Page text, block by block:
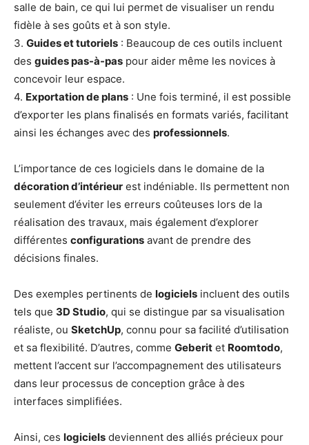
salle de bain, ce qui lui permet de visualiser un rendu
fidèle à ses goûts et à son style.
3. Guides et tutoriels : Beaucoup de ces outils incluent
des guides pas-à-pas pour aider même les novices à
concevoir leur espace.
4. Exportation de plans : Une fois terminé, il est possible
d’exporter les plans finalisés en formats variés, facilitant
ainsi les échanges avec des professionnels.
L’importance de ces logiciels dans le domaine de la
décoration d’intérieur est indéniable. Ils permettent non
seulement d’éviter les erreurs coûteuses lors de la
réalisation des travaux, mais également d’explorer
différentes configurations avant de prendre des
décisions finales.
Des exemples pertinents de logiciels incluent des outils
tels que 3D Studio, qui se distingue par sa visualisation
réaliste, ou SketchUp, connu pour sa facilité d’utilisation
et sa flexibilité. D’autres, comme Geberit et Roomtodo,
mettent l’accent sur l’accompagnement des utilisateurs
dans leur processus de conception grâce à des
interfaces simplifiées.
Ainsi, ces logiciels deviennent des alliés précieux pour